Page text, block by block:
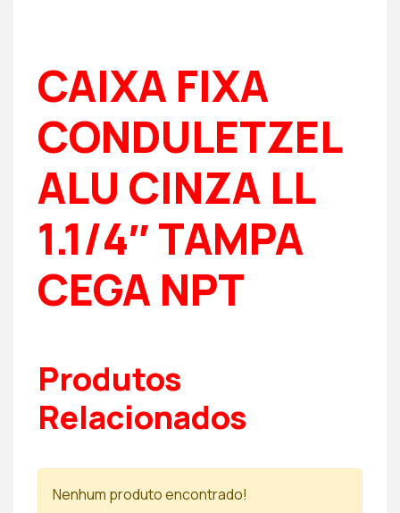
CAIXA FIXA
CONDULETZEL
ALU CINZA LL
1.1/4″ TAMPA
CEGA NPT
Produtos
Relacionados
Nenhum produto encontrado!